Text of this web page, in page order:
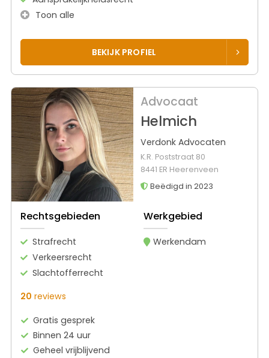
Toon alle
BEKIJK PROFIEL
Advocaat
Helmich
Verdonk Advocaten
K.R. Poststraat 80
8441 ER Heerenveen
Beëdigd in 2023
Rechtsgebieden
Strafrecht
Verkeersrecht
Slachtofferrecht
Werkgebied
Werkendam
20 reviews
Gratis gesprek
Binnen 24 uur
Geheel vrijblijvend